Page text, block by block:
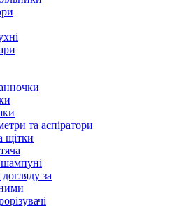
та аспіратори
щітки
за